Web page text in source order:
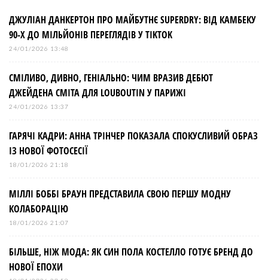
ДЖУЛІАН ДАНКЕРТОН ПРО МАЙБУТНЄ SUPERDRY: ВІД КАМБЕКУ
90-Х ДО МІЛЬЙОНІВ ПЕРЕГЛЯДІВ У TIKTOK
24/01/2026 13:48
СМІЛИВО, ДИВНО, ГЕНІАЛЬНО: ЧИМ ВРАЗИВ ДЕБЮТ
ДЖЕЙДЕНА СМІТА ДЛЯ LOUBOUTIN У ПАРИЖІ
24/01/2026 13:37
ГАРЯЧІ КАДРИ: АННА ТРІНЧЕР ПОКАЗАЛА СПОКУСЛИВИЙ ОБРАЗ
ІЗ НОВОЇ ФОТОСЕСІЇ
18/01/2026 21:18
МІЛЛІ БОББІ БРАУН ПРЕДСТАВИЛА СВОЮ ПЕРШУ МОДНУ
КОЛАБОРАЦІЮ
18/01/2026 21:07
БІЛЬШЕ, НІЖ МОДА: ЯК СИН ПОЛА КОСТЕЛЛО ГОТУЄ БРЕНД ДО
НОВОЇ ЕПОХИ